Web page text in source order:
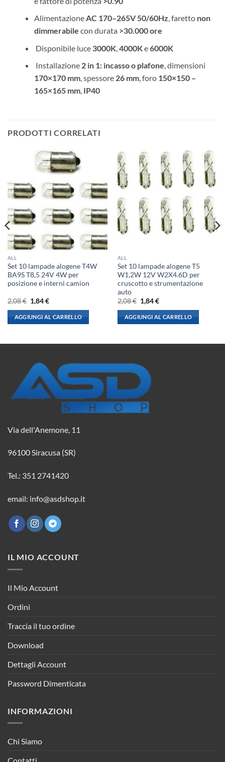
AlimentazioneAC 170–265V 50/60Hz, faretto non
dimmerabile con durata >30.000 ore
️ Disponibile luce 3000K,4000Ke6000K
‍ Installazione 2 in 1: incasso o plafone, dimensioni
170×170 mm, spessore 26 mm, foro 150×150 –
165×165 mm, IP40
PRODOTTI CORRELATI
ALL
Set 10 lampade alogene T4W
BA9S T8,5 24V 4W per
posizione e interni camion
2,08€ Il
prezzo
originale
era:
2,08 €.
1,84€Il
attuale
è:
1,84 €.
AGGIUNGI AL CARRELLO
ALL
Set 10 lampade alogene T5
W1,2W 12V W2X4.6D per
cruscotto e strumentazione
auto
2,08€ Il
prezzo
originale
era:
2,08 €.
1,84€Il
attuale
è:
1,84 €.
AGGIUNGI AL CARRELLO
Via dell'Anemone, 11
96100 Siracusa (SR)
Tel.: 351 2741420
email: info@asdshop.it
IL MIO ACCOUNT
Il Mio Account
Ordini
Traccia il tuo ordine
Download
Dettagli Account
Password Dimenticata
INFORMAZIONI
Chi Siamo